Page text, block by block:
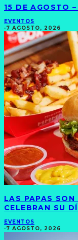
15 DE AGOSTO
EVENTOS
·7 AGOSTO, 2026
LAS PAPAS SON
CELEBRAN SU
EVENTOS
·7 AGOSTO, 2026